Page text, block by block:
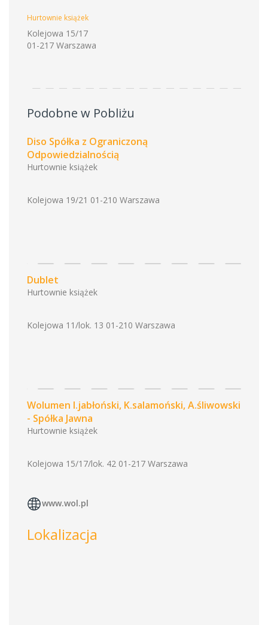
Hurtownie książek
Kolejowa 15/17
01-217 Warszawa
Podobne w Pobliżu
Diso Spółka z Ograniczoną
Odpowiedzialnością
Hurtownie książek
Kolejowa 19/21 01-210 Warszawa
Dublet
Hurtownie książek
Kolejowa 11/lok. 13 01-210 Warszawa
Wolumen I.jabłoński, K.salamoński, A.śliwowski
- Spółka Jawna
Hurtownie książek
Kolejowa 15/17/lok. 42 01-217 Warszawa
www.wol.pl
Lokalizacja